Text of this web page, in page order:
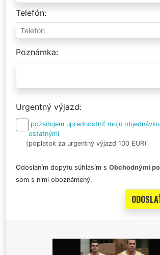
Telefón
Poznámka
Urgentný výjazd
požadujem uprednostniť moju
ostatnými
(poplatok za urgentný výjazd 100 EUR)
Odoslaním dopytu súhlasím s Obchodnými
som s nimi oboznámený.